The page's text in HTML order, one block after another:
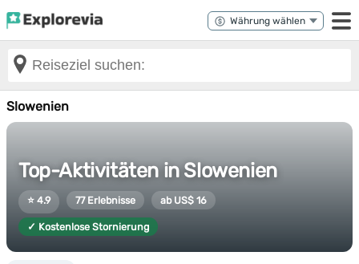
Slowenien
Top-Aktivitäten in Slowenien
⭐ 4.9 77 Erlebnisse ab US$ 16
✓ Kostenlose Stornierung